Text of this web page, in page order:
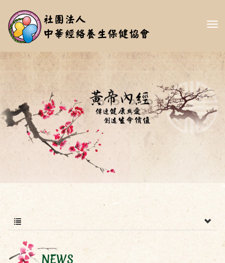
NEWS